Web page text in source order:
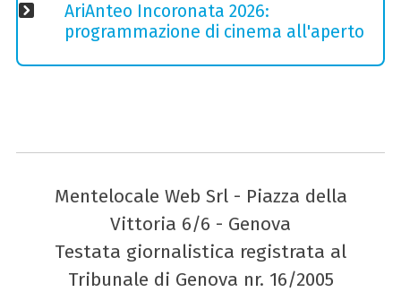
AriAnteo Incoronata 2026:
programmazione di cinema all'aperto
Mentelocale Web Srl - Piazza della
Vittoria 6/6 - Genova
Testata giornalistica registrata al
Tribunale di Genova nr. 16/2005